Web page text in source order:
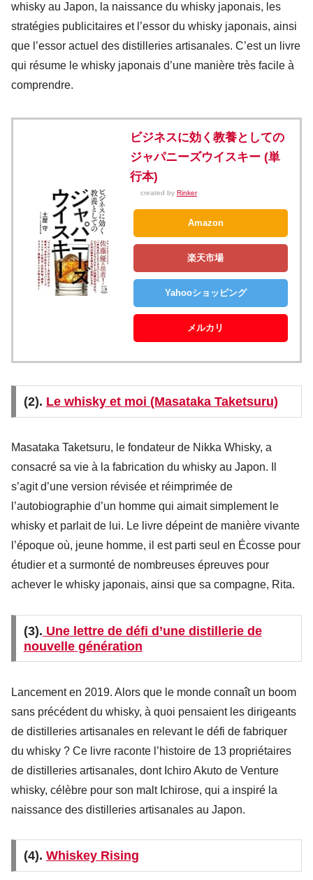
whisky au Japon, la naissance du whisky japonais, les
stratégies publicitaires et l’essor du whisky japonais, ainsi
que l’essor actuel des distilleries artisanales. C’est un livre
qui résume le whisky japonais d’une manière très facile à
comprendre.
ビジネスに効く教養としての
ジャパニーズウイスキー (単
行本)
created by Rinker
Amazon
楽天市場
Yahooショッピング
メルカリ
(2). Le whisky et moi (Masataka Taketsuru)
Masataka Taketsuru, le fondateur de Nikka Whisky, a
consacré sa vie à la fabrication du whisky au Japon. Il
s’agit d’une version révisée et réimprimée de
l’autobiographie d’un homme qui aimait simplement le
whisky et parlait de lui. Le livre dépeint de manière vivante
l’époque où, jeune homme, il est parti seul en Écosse pour
étudier et a surmonté de nombreuses épreuves pour
achever le whisky japonais, ainsi que sa compagne, Rita.
(3). Une lettre de défi d’une distillerie de
nouvelle génération
Lancement en 2019. Alors que le monde connaît un boom
sans précédent du whisky, à quoi pensaient les dirigeants
de distilleries artisanales en relevant le défi de fabriquer
du whisky ? Ce livre raconte l’histoire de 13 propriétaires
de distilleries artisanales, dont Ichiro Akuto de Venture
whisky, célèbre pour son malt Ichirose, qui a inspiré la
naissance des distilleries artisanales au Japon.
(4). Whiskey Rising